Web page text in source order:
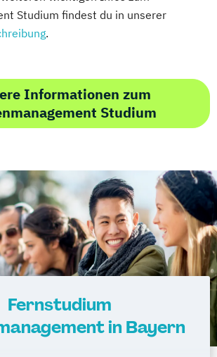
Medienpsychologie
Studium findest du in unserer
.
Informationen zum
Studium
Fernstudium
in Bayern